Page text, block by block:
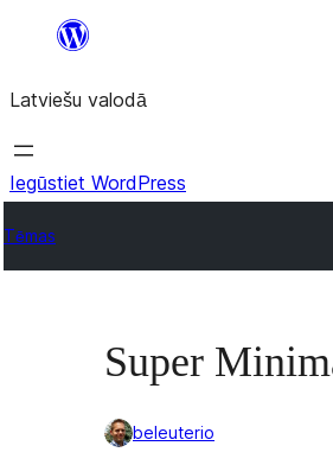
Pāriet
saturu
Latviešu valodā
Iegūstiet WordPress
Tēmas
Super
beleuterio